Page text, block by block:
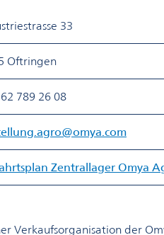
33
Oftringen
789 26 08
Zentrallager Omya
Verkaufsorganisation der